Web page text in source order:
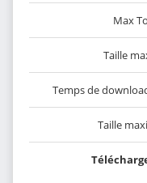
Max
Taille
Temps de
Taille